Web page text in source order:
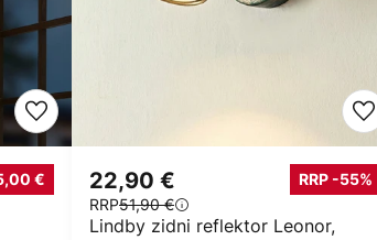
€ 22,90 €
RRP51,90 €
RRP -55%
Lindby zidni reflektor Leonor,